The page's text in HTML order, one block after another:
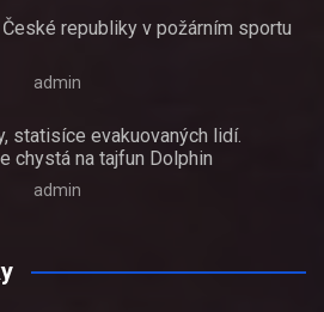
republiky v požárním sportu
admin
statisíce evakuovaných lidí.
chystá na tajfun Dolphin
admin